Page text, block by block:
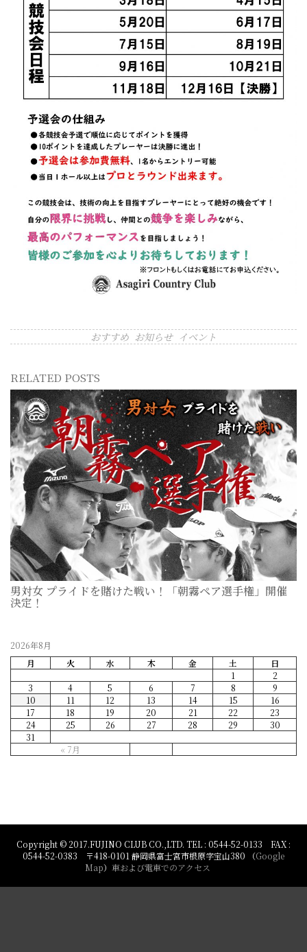
おすすめ お知らせ イベント
RELATED POSTS
男対女 プライドを賭けた戦い！「朝霧ペア選手権」開催
決定！
2026年8月
月
火 水 木 金 土 日
« 7月
1
2
3
4 5 6 7 8
9
10
11 12 13 14 15
16
17
18 19 20 21 22
23
24
25 26 27 28 29
30
31
Copyright © 2017.FUJINO CLUB CO.,LTD. TEL : 0544-52-0133 FAX :
0544-52-0383 〒418-0101 静岡県富士宮市根原字宝山380 （Google
Map） 車および電車でのアクセス